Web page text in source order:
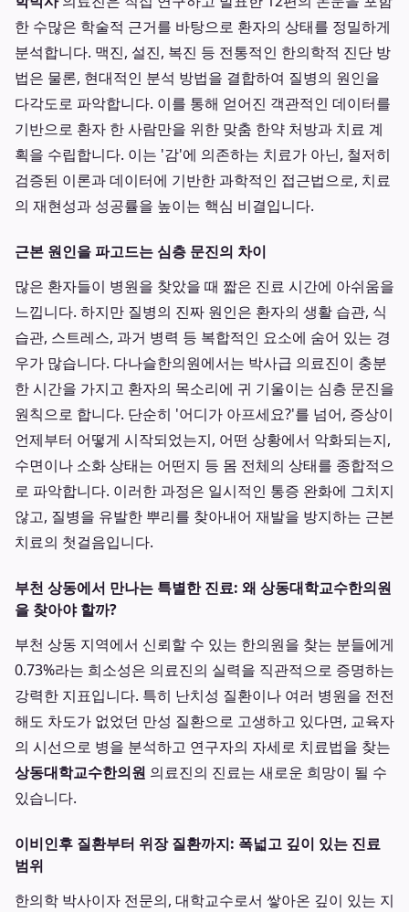
한 수많은 학술적 근거를 바탕으로 환자의 상태를 정밀하게
분석합니다. 맥진, 설진, 복진 등 전통적인 한의학적 진단 방
법은 물론, 현대적인 분석 방법을 결합하여 질병의 원인을
다각도로 파악합니다. 이를 통해 얻어진 객관적인 데이터를
기반으로 환자 한 사람만을 위한 맞춤 한약 처방과 치료 계
획을 수립합니다. 이는 '감'에 의존하는 치료가 아닌, 철저히
검증된 이론과 데이터에 기반한 과학적인 접근법으로, 치료
의 재현성과 성공률을 높이는 핵심 비결입니다.
근본 원인을 파고드는 심층 문진의 차이
많은 환자들이 병원을 찾았을 때 짧은 진료 시간에 아쉬움을
느낍니다. 하지만 질병의 진짜 원인은 환자의 생활 습관, 식
습관, 스트레스, 과거 병력 등 복합적인 요소에 숨어 있는 경
우가 많습니다. 다나슬한의원에서는 박사급 의료진이 충분
한 시간을 가지고 환자의 목소리에 귀 기울이는 심층 문진을
원칙으로 합니다. 단순히 '어디가 아프세요?'를 넘어, 증상이
언제부터 어떻게 시작되었는지, 어떤 상황에서 악화되는지,
수면이나 소화 상태는 어떤지 등 몸 전체의 상태를 종합적으
로 파악합니다. 이러한 과정은 일시적인 통증 완화에 그치지
않고, 질병을 유발한 뿌리를 찾아내어 재발을 방지하는 근본
치료의 첫걸음입니다.
부천 상동에서 만나는 특별한 진료: 왜 상동대학교수한의원
을 찾아야 할까?
부천 상동 지역에서 신뢰할 수 있는 한의원을 찾는 분들에게
0.73%라는 희소성은 의료진의 실력을 직관적으로 증명하는
강력한 지표입니다. 특히 난치성 질환이나 여러 병원을 전전
해도 차도가 없었던 만성 질환으로 고생하고 있다면, 교육자
의 시선으로 병을 분석하고 연구자의 자세로 치료법을 찾는
상동대학교수한의원 의료진의 진료는 새로운 희망이 될 수
있습니다.
이비인후 질환부터 위장 질환까지: 폭넓고 깊이 있는 진료
범위
한의학 박사이자 전문의, 대학교수로서 쌓아온 깊이 있는 지